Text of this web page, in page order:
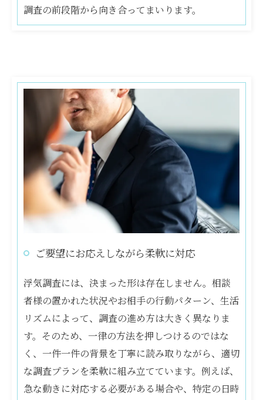
調査の前段階から向き合ってまいります。
ご要望にお応えしながら柔軟に対応
浮気調査には、決まった形は存在しません。相談
者様の置かれた状況やお相手の行動パターン、生活
リズムによって、調査の進め方は大きく異なりま
す。そのため、一律の方法を押しつけるのではな
く、一件一件の背景を丁寧に読み取りながら、適切
な調査プランを柔軟に組み立てています。例えば、
急な動きに対応する必要がある場合や、特定の日時